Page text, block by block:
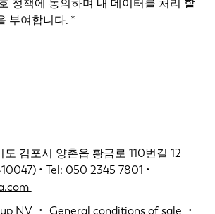
도 김포시 양촌읍 황금로 110번길 12
• Tel: 050 2345 7801 •
NV General conditions of sale
정책에 동의하며 내 데이터를 처리 할
부여합니다.